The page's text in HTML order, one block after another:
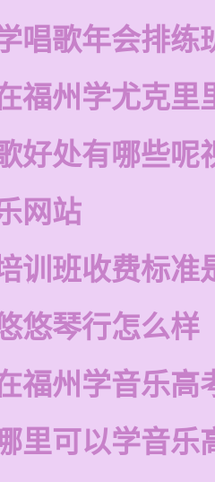
唱歌年会排练
福州学尤克里
好处有哪些呢
网站
训班收费标准
悠琴行怎么样
福州学音乐高
里可以学音乐